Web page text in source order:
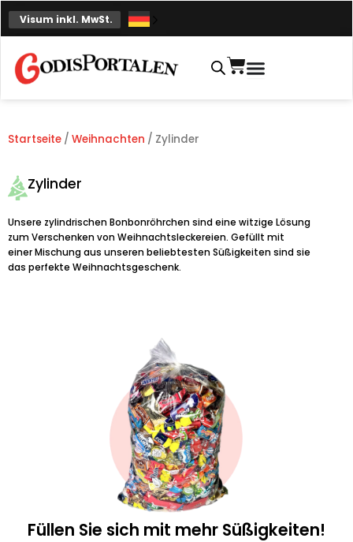
Zum
Inhalt
Visum inkl. MwSt.
Einkaufskorb
Startseite / Weihnachten / Zylinder
Zylinder
Unsere zylindrischen Bonbonröhrchen sind eine witzige Lösung
zum Verschenken von Weihnachtsleckereien. Gefüllt mit
einer Mischung aus unseren beliebtesten Süßigkeiten sind sie
das perfekte Weihnachtsgeschenk.
Füllen Sie sich mit mehr Süßigkeiten!